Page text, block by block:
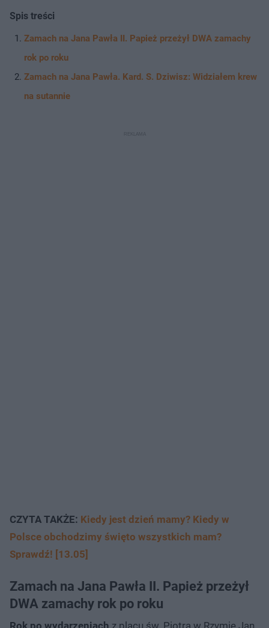
Spis treści
Zamach na Jana Pawła II. Papież przeżył DWA zamachy
rok po roku
Zamach na Jana Pawła. Kard. S. Dziwisz: Widziałem krew
na sutannie
CZYTA TAKŻE: Kiedy jest dzień mamy? Kiedy w
Polsce obchodzimy święto wszystkich mam?
Sprawdź! [13.05]
Zamach na Jana Pawła II. Papież przeżył
DWA zamachy rok po roku
Rok po wydarzeniach z placu św. Piotra w Rzymie Jan